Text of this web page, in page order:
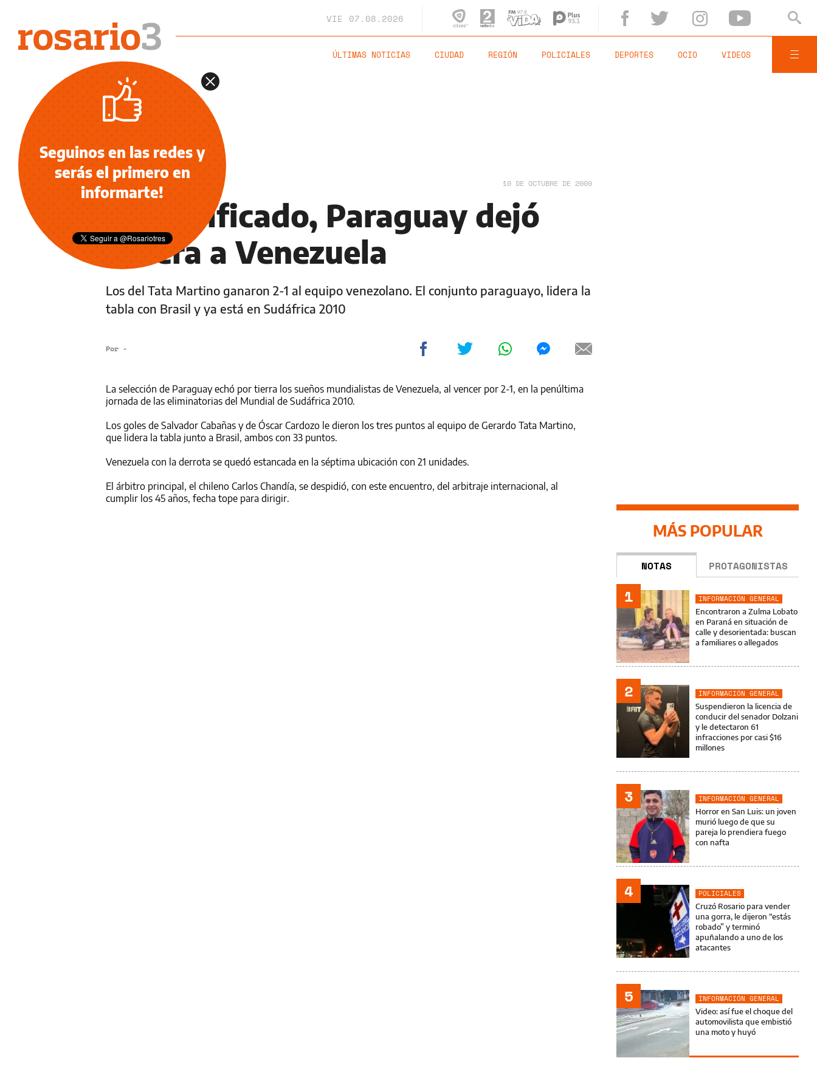
VIE 07.08.2026
ÚLTIMAS NOTICIAS CIUDAD REGIÓN POLICIALES DEPORTES OCIO VIDEOS
NOTICIAS 10 DE OCTUBRE DE 2009
Ya clasificado, Paraguay dejó
afuera a Venezuela
Los del Tata Martino ganaron 2-1 al equipo venezolano. El conjunto paraguayo, lidera la
tabla con Brasil y ya está en Sudáfrica 2010
Por -
La selección de Paraguay echó por tierra los sueños mundialistas de Venezuela, al vencer por 2-1, en la penúltima
jornada de las eliminatorias del Mundial de Sudáfrica 2010.
Los goles de Salvador Cabañas y de Óscar Cardozo le dieron los tres puntos al equipo de Gerardo Tata Martino,
que lidera la tabla junto a Brasil, ambos con 33 puntos.
Venezuela con la derrota se quedó estancada en la séptima ubicación con 21 unidades.
El árbitro principal, el chileno Carlos Chandía, se despidió, con este encuentro, del arbitraje internacional, al
cumplir los 45 años, fecha tope para dirigir.
MÁS POPULAR
NOTAS PROTAGONISTAS
1
INFORMACIÓN GENERAL
Encontraron a Zulma Lobato
en Paraná en situación de
calle y desorientada: buscan
a familiares o allegados
2
INFORMACIÓN GENERAL
Suspendieron la licencia de
conducir del senador Dolzani
y le detectaron 61
infracciones por casi $16
millones
3
INFORMACIÓN GENERAL
Horror en San Luis: un joven
murió luego de que su
pareja lo prendiera fuego
con nafta
4
POLICIALES
Cruzó Rosario para vender
una gorra, le dijeron “estás
robado” y terminó
apuñalando a uno de los
atacantes
5
INFORMACIÓN GENERAL
Video: así fue el choque del
automovilista que embistió
una moto y huyó
Seguinos en las redes y
serás el primero en
informarte!